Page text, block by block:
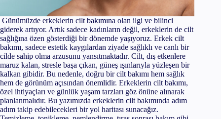
Günümüzde erkeklerin cilt bakımına olan ilgi ve bilinci
giderek artıyor. Artık sadece kadınların değil, erkeklerin de cilt
sağlığına özen gösterdiği bir dönemde yaşıyoruz. Erkek cilt
bakımı, sadece estetik kaygılardan ziyade sağlıklı ve canlı bir
cilde sahip olma arzusunu yansıtmaktadır. Cilt, dış etkenlere
maruz kalan, stresle başa çıkan, güneş ışınlarıyla yüzleşen bir
kalkan gibidir. Bu nedenle, doğru bir cilt bakımı hem sağlık
hem de görünüm açısından önemlidir. Erkeklerin cilt bakımı,
özel ihtiyaçları ve günlük yaşam tarzları göz önüne alınarak
planlanmalıdır. Bu yazımızda erkeklerin cilt bakımında adım
adım takip edebilecekleri bir yol haritası sunacağız.